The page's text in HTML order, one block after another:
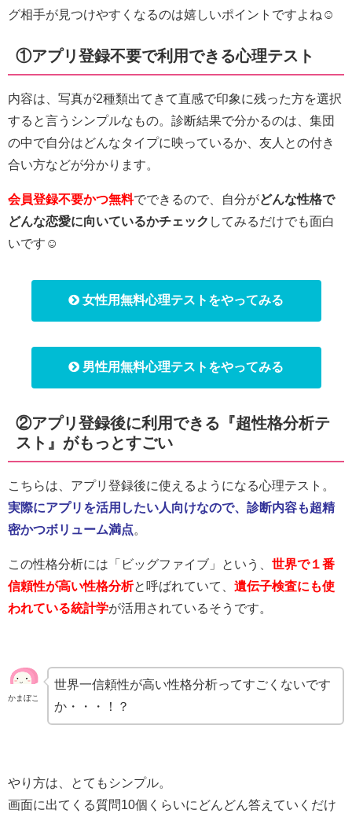
グ相手が見つけやすくなるのは嬉しいポイントですよね☺
①アプリ登録不要で利用できる心理テスト
内容は、写真が2種類出てきて直感で印象に残った方を選択
すると言うシンプルなもの。診断結果で分かるのは、集団
の中で自分はどんなタイプに映っているか、友人との付き
合い方などが分かります。
会員登録不要かつ無料でできるので、自分がどんな性格で
どんな恋愛に向いているかチェック してみるだけでも面白
いです☺
女性用無料心理テストをやってみる
男性用無料心理テストをやってみる
②アプリ登録後に利用できる『超性格分析テ
スト』がもっとすごい
こちらは、アプリ登録後に使えるようになる心理テスト。
実際にアプリ を活用 したい人向けなので、診断内容も超精
密かつボリューム満点。
この性格分析には「ビッグファイブ」という、 世界で１番
信頼性が高い性格分析と呼ばれていて、 遺伝子検査にも使
われている統計学が活用されているそうです。
かまぼこ
世界一信頼性が高い性格分析ってすごくないです
か・・・！？
やり方は、とてもシンプル。
画面に出てくる質問10個くらいにどんどん答えていくだけ